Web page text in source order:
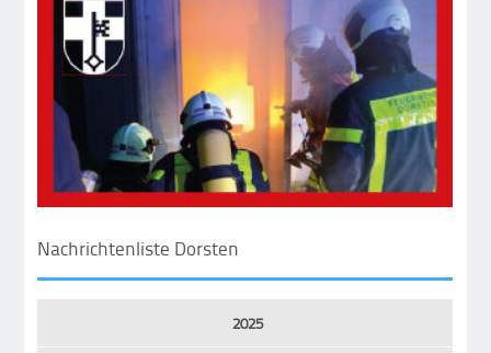
Nachrichtenliste Dorsten
2025